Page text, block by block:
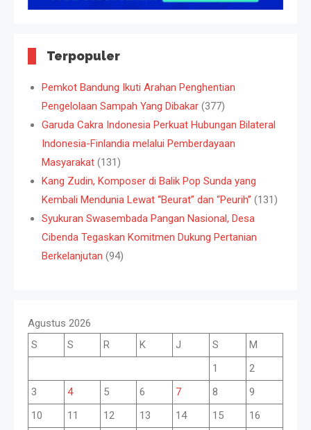
Terpopuler
Pemkot Bandung Ikuti Arahan Penghentian
Pengelolaan Sampah Yang Dibakar (377)
Garuda Cakra Indonesia Perkuat Hubungan Bilateral
Indonesia-Finlandia melalui Pemberdayaan
Masyarakat (131)
Kang Zudin, Komposer di Balik Pop Sunda yang
Kembali Mendunia Lewat “Beurat” dan “Peurih” (131)
Syukuran Swasembada Pangan Nasional, Desa
Cibenda Tegaskan Komitmen Dukung Pertanian
Berkelanjutan (94)
Agustus 2026
S
S R K J S
M
1
2
3
4 5 6 7 8
9
10
11 12 13 14 15
16